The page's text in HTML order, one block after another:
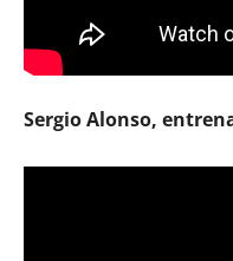
Sergio Alonso,